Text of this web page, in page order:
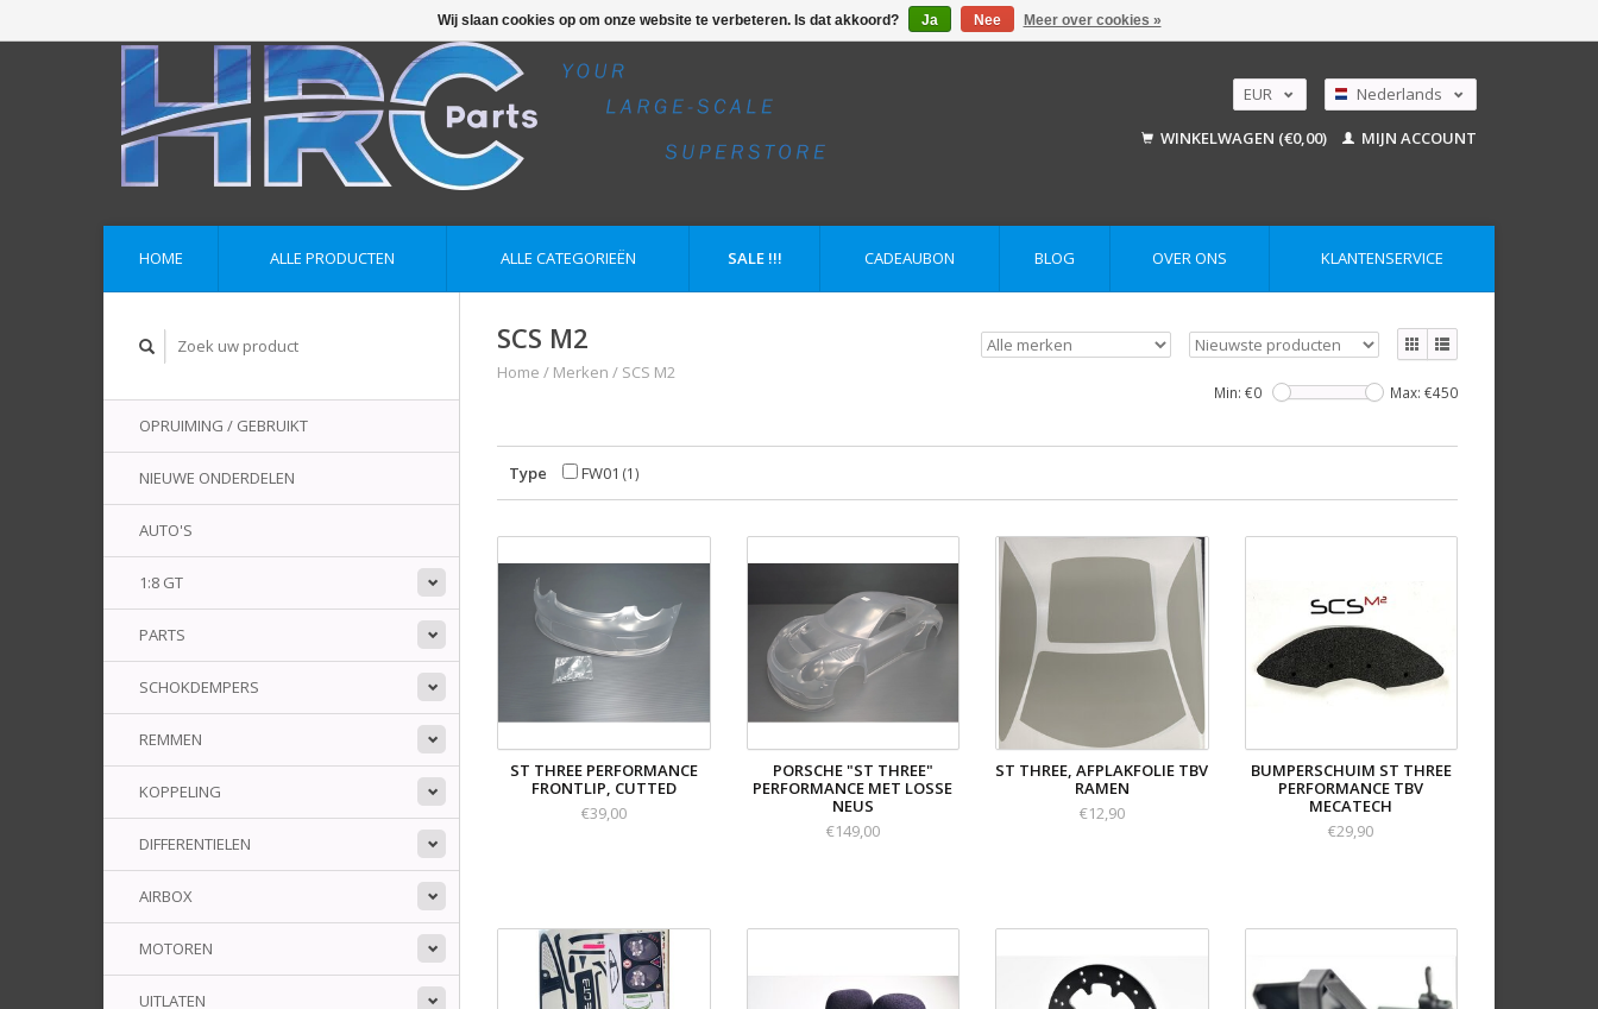
EUR
USD
Nederlands
English
WINKELWAGEN (€0,00) MIJN ACCOUNT
HOME ALLE PRODUCTEN ALLE CATEGORIEËN SALE !!! CADEAUBON BLOG OVER ONS KLANTENSERVICE
OPRUIMING / GEBRUIKT
NIEUWE ONDERDELEN
AUTO'S
1:8 GT
PARTS
SCHOKDEMPERS
REMMEN
KOPPELING
DIFFERENTIELEN
AIRBOX
MOTOREN
UITLATEN
SCS M2
Home / Merken / SCS M2
Min: €0 Max: €450
Type FW01 (1)
ST THREE PERFORMANCE
FRONTLIP, CUTTED
€39,00
PORSCHE "ST THREE"
PERFORMANCE MET LOSSE
NEUS
€149,00
ST THREE, AFPLAKFOLIE TBV
RAMEN
€12,90
BUMPERSCHUIM ST THREE
PERFORMANCE TBV
MECATECH
€29,90
Wij slaan cookies op om onze website te verbeteren. Is dat akkoord? Ja Nee Meer over cookies »